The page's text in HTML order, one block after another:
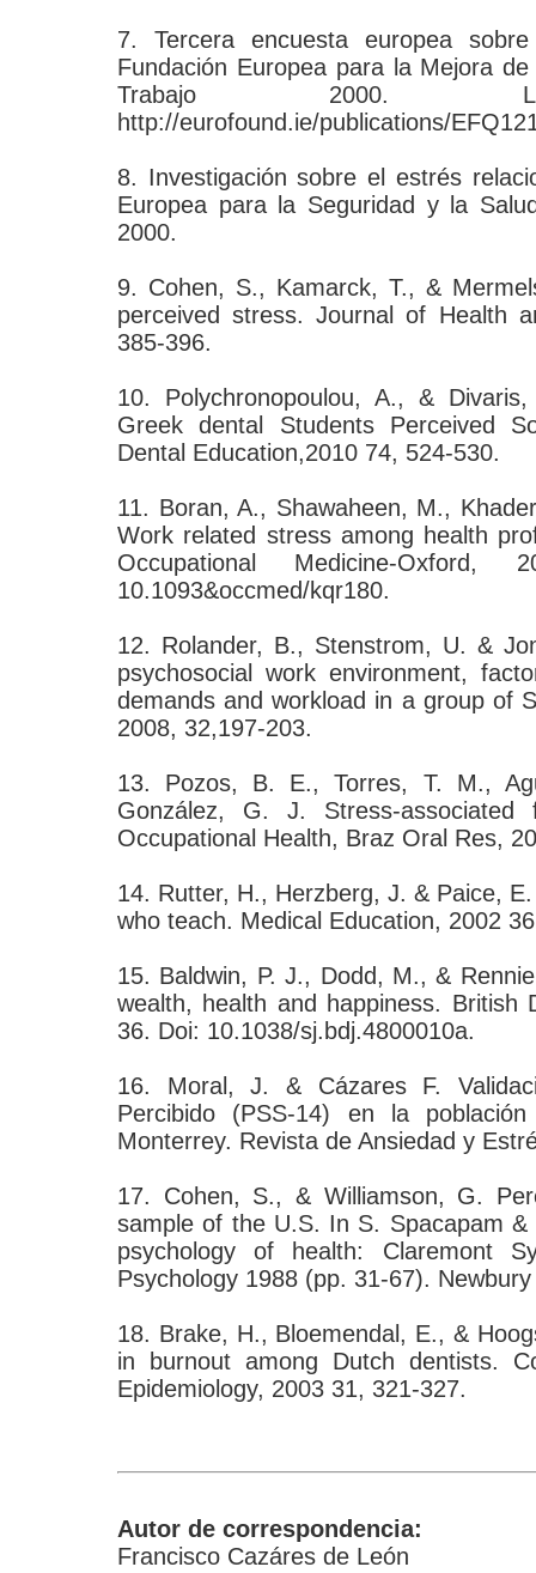
7. Tercera encuesta europea
Fundación Europea para la Mejora
Trabajo 2000.
http://eurofound.ie/publications/
8. Investigación sobre el estrés
Europea para la Seguridad y la
2000.
9. Cohen, S., Kamarck, T., &
perceived stress. Journal of Health
385-396.
10. Polychronopoulou, A., &
Greek dental Students Perceived
Dental Education,2010 74, 524-530.
11. Boran, A., Shawaheen, M.,
Work related stress among health
Occupational Medicine-
10.1093&occmed/kqr180.
12. Rolander, B., Stenstrom, U. &
psychosocial work environment,
demands and workload in a group of
2008, 32,197-203.
13. Pozos, B. E., Torres, T. M.,
González, G. J. Stress-
Occupational Health, Braz Oral Res,
14. Rutter, H., Herzberg, J. & Paice,
who teach. Medical Education, 2002
15. Baldwin, P. J., Dodd, M., &
wealth, health and happiness. British
36. Doi: 10.1038/sj.bdj.4800010a.
16. Moral, J. & Cázares F.
Percibido (PSS-14) en la
Monterrey. Revista de Ansiedad y
17. Cohen, S., & Williamson, G.
sample of the U.S. In S. Spacapam
psychology of health: Claremont
Psychology 1988 (pp. 31-67).
18. Brake, H., Bloemendal, E., &
in burnout among Dutch dentists.
Epidemiology, 2003 31, 321-327.
Autor de correspondencia:
Francisco Cazáres de León